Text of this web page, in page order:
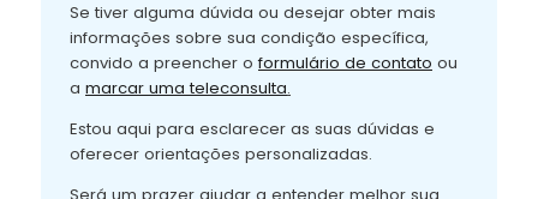
Se tiver alguma dúvida ou desejar obter mais
informações sobre sua condição específica,
convido a preencher oformulário de contato ou
a marcar uma teleconsulta.
Estou aqui para esclarecer as suas dúvidas e
oferecer orientações personalizadas.